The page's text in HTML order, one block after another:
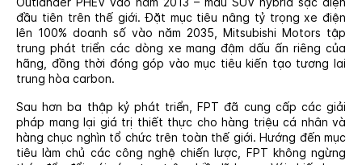
đầu tiên trên thế giới. Đặt mục tiêu nâng tỷ trọng xe điện
lên 100% doanh số vào năm 2035, Mitsubishi Motors tập
trung phát triển các dòng xe mang đậm dấu ấn riêng của
hãng, đồng thời đóng góp vào mục tiêu kiến tạo tương lai
trung hòa carbon.
Sau hơn ba thập kỷ phát triển, FPT đã cung cấp các giải
pháp mang lại giá trị thiết thực cho hàng triệu cá nhân và
hàng chục nghìn tổ chức trên toàn thế giới. Hướng đến mục
tiêu làm chủ các công nghệ chiến lược, FPT không ngừng